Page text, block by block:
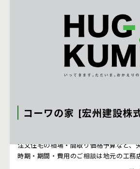
コーワの家 [宏州建設株
注文住宅の相場・間取り価格予算など、
時期・期間・費用のご相談は地元の工務